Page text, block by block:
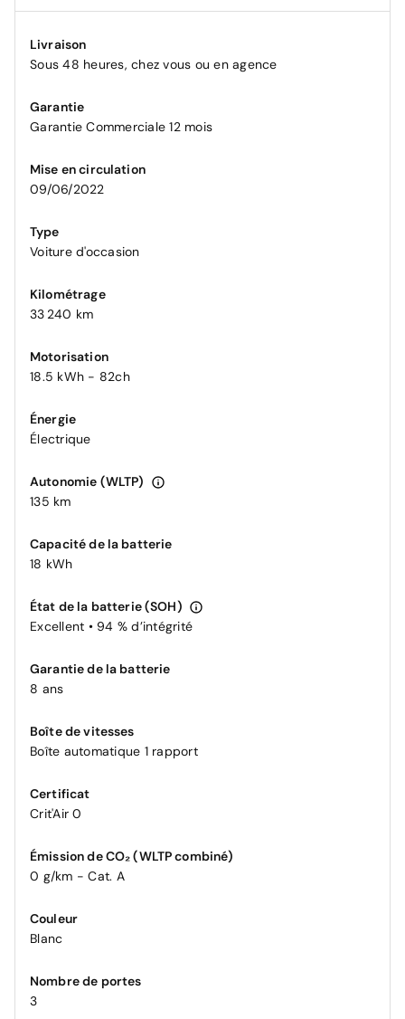
Livraison
Sous 48 heures, chez vous ou en agence
Garantie
Garantie Commerciale 12 mois
Mise en circulation
09/06/2022
Type
Voiture d'occasion
Kilométrage
33 240 km
Motorisation
18.5 kWh - 82ch
Énergie
Électrique
Autonomie (WLTP)
135 km
Capacité de la batterie
18 kWh
État de la batterie (SOH)
Excellent • 94 % d’intégrité
Garantie de la batterie
8 ans
Boîte de vitesses
Boîte automatique 1 rapport
Certificat
Crit'Air 0
Émission de CO₂ (WLTP combiné)
0 g/km - Cat. A
Couleur
Blanc
Nombre de portes
3